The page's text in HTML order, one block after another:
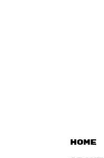
HOME